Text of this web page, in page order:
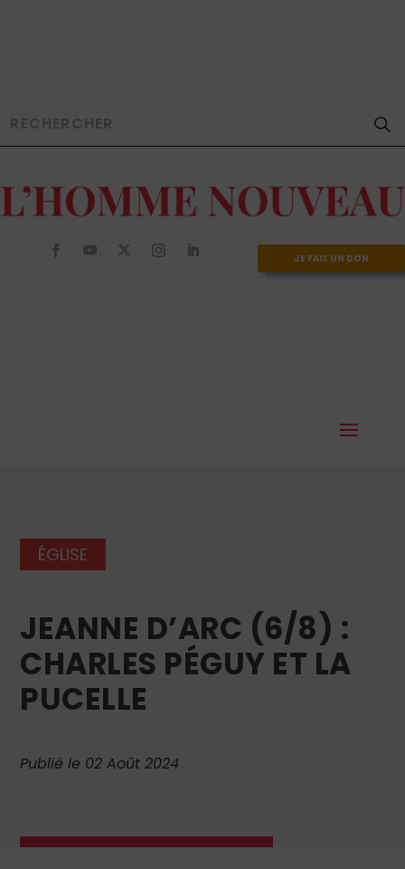
JE FAIS UN DON
ÉGLISE
JEANNE D’ARC (6/8) :
CHARLES PÉGUY ET LA
PUCELLE
Publié le 02 Août 2024